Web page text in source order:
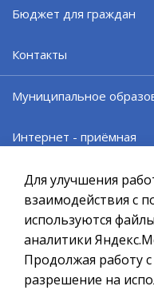
Бюджет для граждан
Контакты
Муниципальное
Интернет - приёмная
Проект «SMS Главе»
Электронные услуги
Муниципальные услуги
Ctrl+Enter
Политика в отношении
Создание сайта – Старт Икс
© 2010 - 2026
Для улучшения
взаимодействия с
используются
аналитики
Продолжая работу
разрешение на